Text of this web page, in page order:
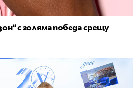
с голяма победа срещу